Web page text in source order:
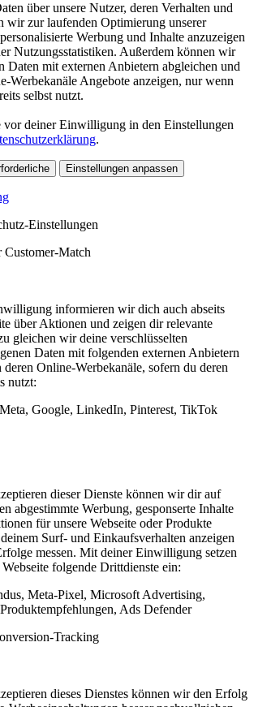
über unsere Nutzer, deren Verhalten und
wir zur laufenden Optimierung unserer
Werbung und Inhalte anzuzeigen
Nutzungsstatistiken. Außerdem können wir
Daten mit externen Anbietern abgleichen und
Werbekanäle Angebote anzeigen, nur wenn
selbst nutzt.
deiner Einwilligung in den Einstellungen
.
Einstellungen anpassen
Einstellungen
Customer-Match
informieren wir dich auch abseits
über Aktionen und zeigen dir relevante
gleichen wir deine verschlüsselten
Daten mit folgenden externen Anbietern
deren Online-Werbekanäle, sofern du deren
nutzt:
Google, LinkedIn, Pinterest, TikTok
dieser Dienste können wir dir auf
abgestimmte Werbung, gesponserte Inhalte
für unsere Webseite oder Produkte
Surf- und Einkaufsverhalten anzeigen
messen. Mit deiner Einwilligung setzen
folgende Drittdienste ein:
Meta-Pixel, Microsoft Advertising,
Ads Defender
Tracking
dieses Dienstes können wir den Erfolg